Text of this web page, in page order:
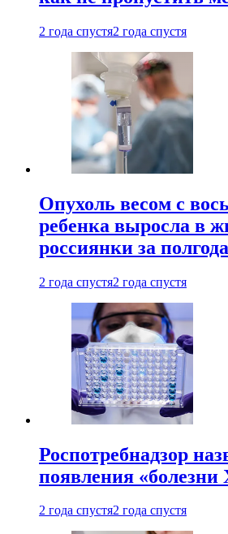
2 года спустя2 года спустя
Опухоль весом с
ребенка выросла в
россиянки за полгода
2 года спустя2 года спустя
Роспотребнадзор
появления «болезни
2 года спустя2 года спустя